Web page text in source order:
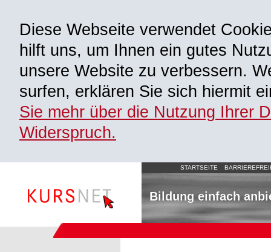
Diese Webseite verwendet
hilft uns, um Ihnen ein gutes
unsere Website zu verbessern.
surfen, erklären Sie sich hiermit
Sie mehr über die Nutzung Ihrer
Widerspruch.
STARTSEITE
Bildung einfach